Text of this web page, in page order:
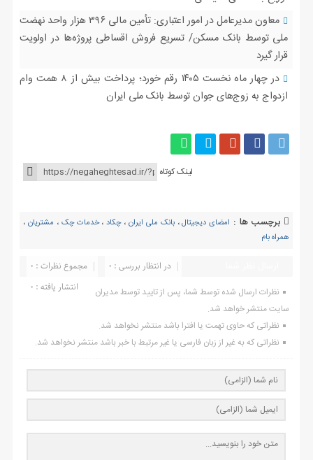
معاون مدیرعامل در امور اعتباری: تأمین مالی ۳۹۶ هزار واحد نهضت
ملی توسط بانک مسکن/ تسریع فروش اقساطی پروژه‌ها در اولویت
قرار گیرد
در چهار ماه نخست ۱۴۰۵ رقم خورد؛ پرداخت بیش از ۸ همت وام
ازدواج به زوج‌های جوان توسط بانک ملی ایران
لینک کوتاه
برچسب ها : امضای دیجیتال،بانک ملی ایران،چکاد،خدمات چک ، مشتریان،
همراه بام
مجموع نظرات : 0
در انتظار بررسی : 0
انتشار یافته : ۰
نظرات ارسال شده توسط شما، پس از تایید توسط مدیران
سایت منتشر خواهد شد.
نظراتی که حاوی تهمت یا افترا باشد منتشر نخواهد شد.
نظراتی که به غیر از زبان فارسی یا غیر مرتبط با خبر باشد منتشر نخواهد شد.